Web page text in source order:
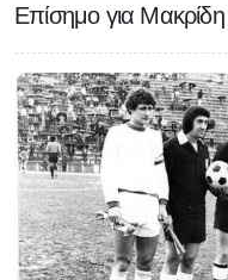
Επίσημο για Μακρίδη